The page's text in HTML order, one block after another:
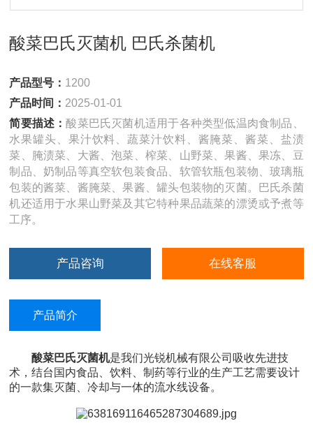
酸菜巴氏灭菌机 巴氏杀菌机
产品型号： 1200
产品时间： 2025-01-01
简要描述：酸菜巴氏灭菌机适用于各种类型低温肉食制品、
水果罐头、果汁饮料、蔬菜汁饮料、酱腌菜、酱菜、盐渍
菜、腌渍菜、大酱、泡菜、榨菜、山野菜、果酱、果冻、豆
制品、奶制品等真空软包装食品、软管软瓶包装物、玻璃瓶
包装的酱菜、酱腌菜、果酱、罐头包装物的灭菌。巴氏杀菌
机还适用于水果山野菜及其它特种果品蔬菜的漂烫或予煮等
工序。
产品咨询 在线客服
产品简介
酸菜巴氏灭菌机是我们光锐机械有限公司吸收先进技
术，结台国内食品、饮料、制药等行业的生产工艺需要设计
的一款集灭菌、冷却与一体的流水线设备。